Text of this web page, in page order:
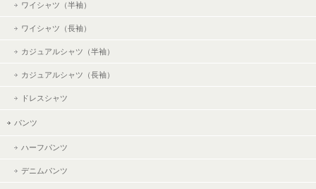
ワイシャツ（半袖）
ワイシャツ（長袖）
カジュアルシャツ（半袖）
カジュアルシャツ（長袖）
ドレスシャツ
パンツ
ハーフパンツ
デニムパンツ